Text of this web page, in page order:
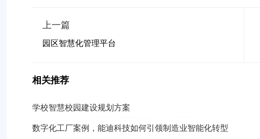
上一篇
园区智慧化管理平台
相关推荐
学校智慧校园建设规划方案
数字化工厂案例，能迪科技如何引领制造业智能化转型